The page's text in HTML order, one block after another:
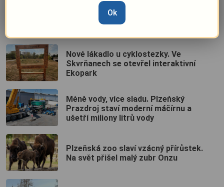
Unikátní poklad. Muzeum Šumavy
získalo sbírku sirkových nálepek za
Nové lákadlo u cyklostezky. Ve
Skvrňanech se otevřel interaktivní
Ekopark
Méně vody, více sladu. Plzeňský
Prazdroj staví moderní máčírnu a
ušetří miliony litrů vody
Plzeňská zoo slaví vzácný přírůstek.
Na svět přišel malý zubr Onzu
Ok